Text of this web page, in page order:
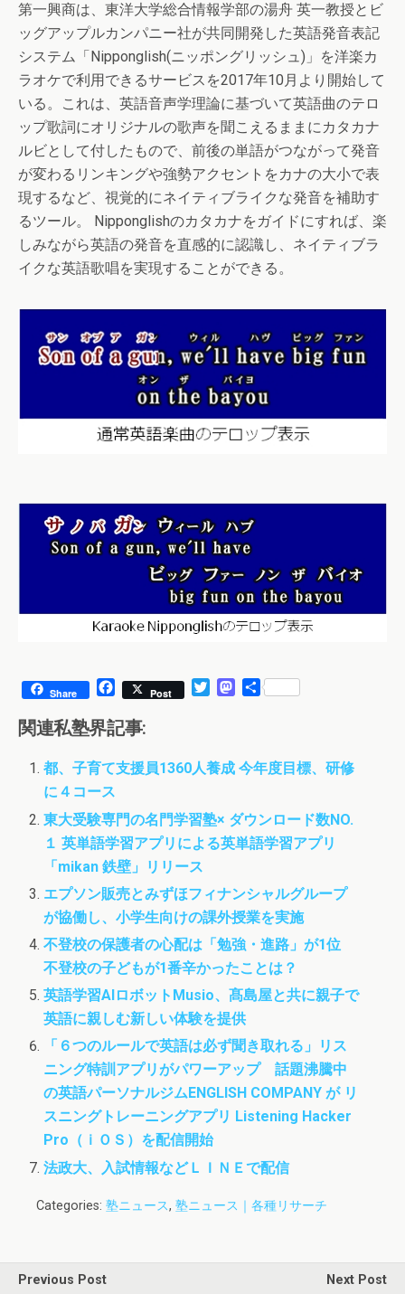
第一興商は、東洋大学総合情報学部の湯舟 英一教授とビ
ッグアップルカンパニー社が共同開発した英語発音表記
システム「Nipponglish(ニッポングリッシュ)」を洋楽カ
ラオケで利用できるサービスを2017年10月より開始して
いる。これは、英語音声学理論に基づいて英語曲のテロ
ップ歌詞にオリジナルの歌声を聞こえるままにカタカナ
ルビとして付したもので、前後の単語がつながって発音
が変わるリンキングや強勢アクセントをカナの大小で表
現するなど、視覚的にネイティブライクな発音を補助す
るツール。 Nipponglishのカタカナをガイドにすれば、楽
しみながら英語の発音を直感的に認識し、ネイティブラ
イクな英語歌唱を実現することができる。
Share
F
c
e
b
o
k
Post
t
e
M
n
共
関連私塾界記事:
都、子育て支援員1360人養成 今年度目標、研修
に４コース
東大受験専門の名門学習塾× ダウンロード数NO.
１ 英単語学習アプリによる英単語学習アプリ
「mikan 鉄壁」リリース
エプソン販売とみずほフィナンシャルグループ
が協働し、小学生向けの課外授業を実施
不登校の保護者の心配は「勉強・進路」が1位
不登校の子どもが1番辛かったことは？
英語学習AIロボットMusio、髙島屋と共に親子で
英語に親しむ新しい体験を提供
「６つのルールで英語は必ず聞き取れる」リス
ニング特訓アプリがパワーアップ 話題沸騰中
の英語パーソナルジムENGLISH COMPANY が リ
スニングトレーニングアプリ Listening Hacker
Pro（ｉＯＳ）を配信開始
法政大、入試情報などＬＩＮＥで配信
Categories: 塾ニュース, 塾ニュース｜各種リサーチ
Previous Post Next Post